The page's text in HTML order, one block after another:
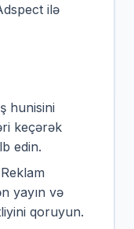
ilə
hunisini
keçərək
edin.
yayın və
qoruyun.